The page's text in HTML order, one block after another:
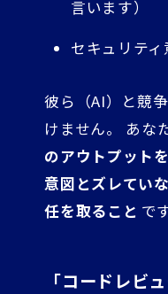
言います）
セキュリテ
彼ら（AI）と競
けません。 あな
のアウトプット
意図とズレてい
任を取ること で
「コードレビ